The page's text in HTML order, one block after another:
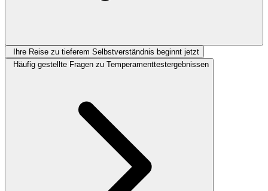
Ihre Reise zu tieferem Selbstverständnis beginnt jetzt
Häufig gestellte Fragen zu Temperamenttestergebnissen